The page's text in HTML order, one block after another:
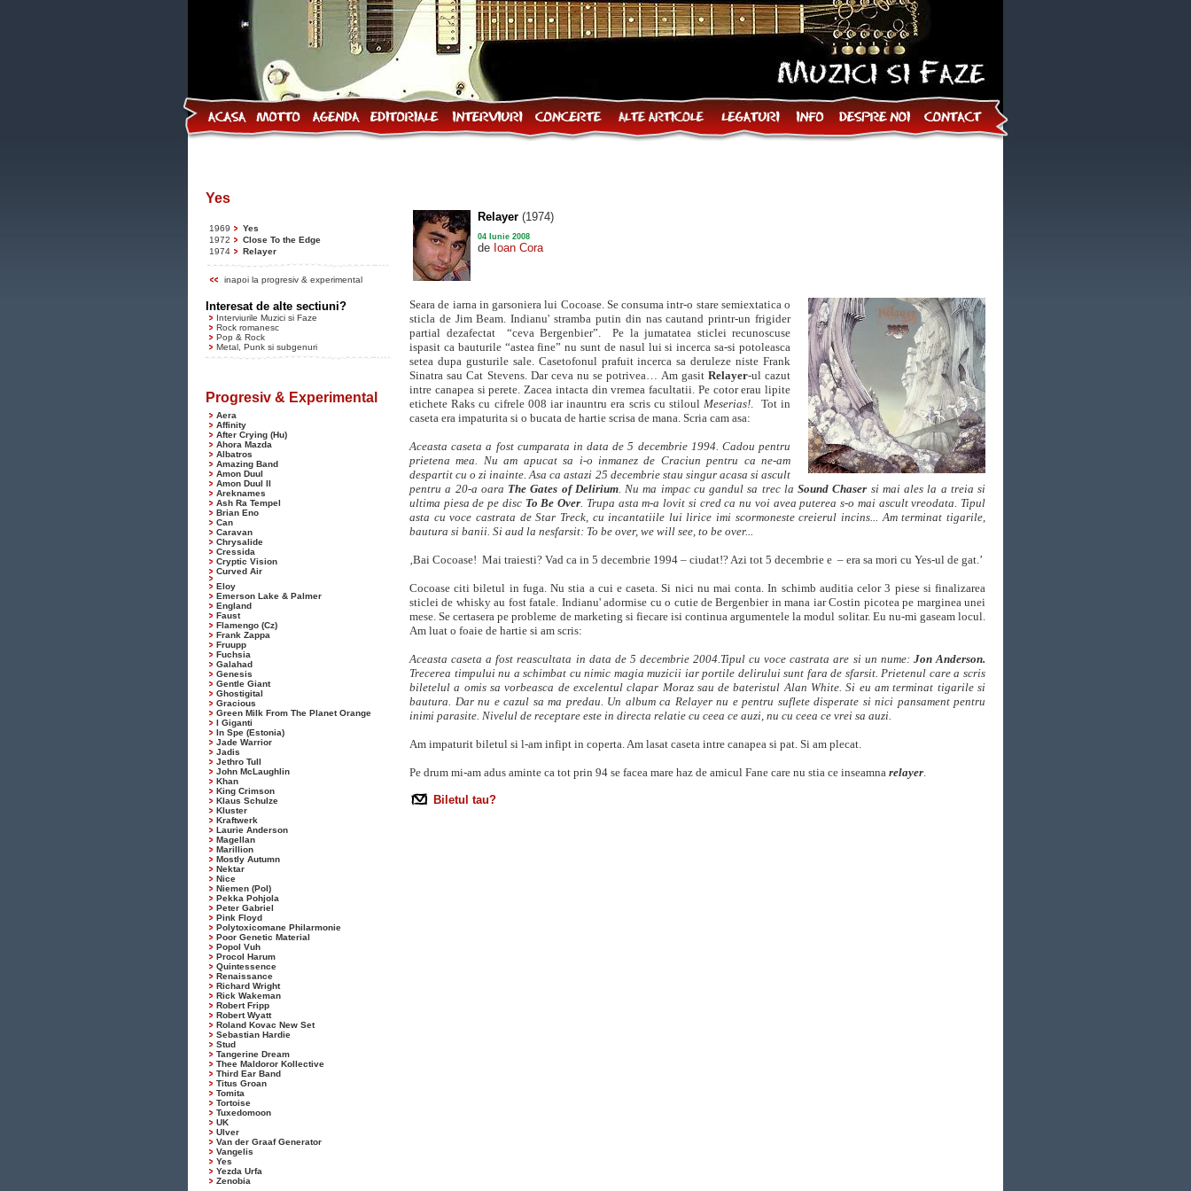
Yes
1969
Yes
1972
Close To the Edge
1974
Relayer
inapoi la progresiv & experimental
Interesat de alte sectiuni?
Interviurile Muzici si Faze
Rock romanesc
Pop & Rock
Metal, Punk si subgenuri
Progresiv & Experimental
Aera
Affinity
After Crying (Hu)
Ahora Mazda
Albatros
Amazing Band
Amon Duul
Amon Duul II
Areknames
Ash Ra Tempel
Brian Eno
Can
Caravan
Chrysalide
Cressida
Cryptic Vision
Curved Air
Eloy
Emerson Lake & Palmer
England
Faust
Flamengo (Cz)
Frank Zappa
Fruupp
Fuchsia
Galahad
Genesis
Gentle Giant
Ghostigital
Gracious
Green Milk From The Planet Orange
I Giganti
In Spe (Estonia)
Jade Warrior
Jadis
Jethro Tull
John McLaughlin
Khan
King Crimson
Klaus Schulze
Kluster
Kraftwerk
Laurie Anderson
Magellan
Marillion
Mostly Autumn
Nektar
Nice
Niemen (Pol)
Pekka Pohjola
Peter Gabriel
Pink Floyd
Polytoxicomane Philarmonie
Poor Genetic Material
Popol Vuh
Procol Harum
Quintessence
Renaissance
Richard Wright
Rick Wakeman
Robert Fripp
Robert Wyatt
Roland Kovac New Set
Sebastian Hardie
Stud
Tangerine Dream
Thee Maldoror Kollective
Third Ear Band
Titus Groan
Tomita
Tortoise
Tuxedomoon
UK
Ulver
Van der Graaf Generator
Vangelis
Yes
Yezda Urfa
Zenobia
Relayer (1974)
04 Iunie 2008
de Ioan Cora
Seara de iarna in garsoniera lui Cocoase. Se consuma intr-o stare semiextatica o
sticla de Jim Beam. Indianu' stramba putin din nas cautand printr-un frigider
partial dezafectat “ceva Bergenbier”. Pe la jumatatea sticlei recunoscuse
ispasit ca bauturile “astea fine” nu sunt de nasul lui si incerca sa-si potoleasca
setea dupa gusturile sale. Casetofonul prafuit incerca sa deruleze niste Frank
Sinatra sau Cat Stevens. Dar ceva nu se potrivea… Am gasit Relayer-ul cazut
intre canapea si perete. Zacea intacta din vremea facultatii. Pe cotor erau lipite
etichete Raks cu cifrele 008 iar inauntru era scris cu stiloulMeserias!. Tot in
caseta era impaturita si o bucata de hartie scrisa de mana. Scria cam asa:
Aceasta caseta a fost cumparata in data de 5 decembrie 1994. Cadou pentru
prietena mea. Nu am apucat sa i-o inmanez de Craciun pentru ca ne-am
despartit cu o zi inainte. Asa ca astazi 25 decembrie stau singur acasa si ascult
pentru a 20-a oara The Gates of Delirium. Nu ma impac cu gandul sa trec la Sound Chaser si mai ales la a treia si
ultima piesa de pe disc To Be Over. Trupa asta m-a lovit si cred ca nu voi avea puterea s-o mai ascult vreodata. Tipul
asta cu voce castrata de Star Treck, cu incantatiile lui lirice imi scormoneste creierul incins... Am terminat tigarile,
bautura si banii. Si aud la nesfarsit: To be over, we will see, to be over...
‚Bai Cocoase! Mai traiesti? Vad ca in 5 decembrie 1994 – ciudat!? Azi tot 5 decembrie e – era sa mori cu Yes-ul de gat.’
Cocoase citi biletul in fuga. Nu stia a cui e caseta. Si nici nu mai conta. In schimb auditia celor 3 piese si finalizarea
sticlei de whisky au fost fatale. Indianu' adormise cu o cutie de Bergenbier in mana iar Costin picotea pe marginea unei
mese. Se certasera pe probleme de marketing si fiecare isi continua argumentele la modul solitar. Eu nu-mi gaseam locul.
Am luat o foaie de hartie si am scris:
Aceasta caseta a fost reascultata in data de 5 decembrie 2004.Tipul cu voce castrata are si un nume: Jon Anderson.
Trecerea timpului nu a schimbat cu nimic magia muzicii iar portile delirului sunt fara de sfarsit. Prietenul care a scris
biletelul a omis sa vorbeasca de excelentul clapar Moraz sau de bateristul Alan White. Si eu am terminat tigarile si
bautura. Dar nu e cazul sa ma predau. Un album ca Relayer nu e pentru suflete disperate si nici pansament pentru
inimi parasite. Nivelul de receptare este in directa relatie cu ceea ce auzi, nu cu ceea ce vrei sa auzi.
Am impaturit biletul si l-am infipt in coperta. Am lasat caseta intre canapea si pat. Si am plecat.
Pe drum mi-am adus aminte ca tot prin 94 se facea mare haz de amicul Fane care nu stia ce inseamna relayer.
Biletul tau?